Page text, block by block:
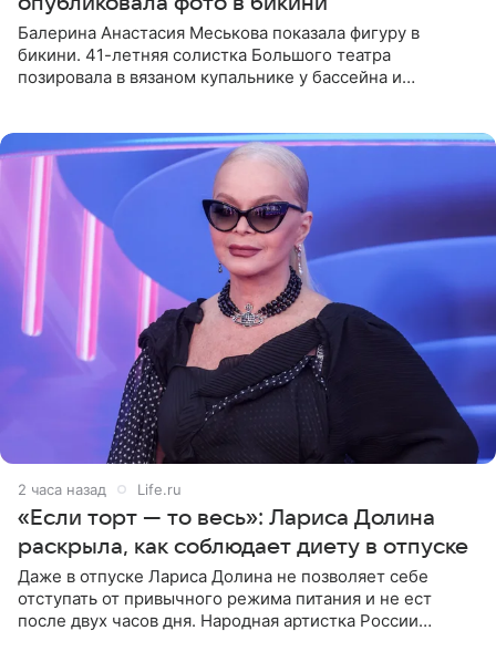
Балерина Анастасия Меськова показала фигуру в
бикини. 41-летняя солистка Большого театра
позировала в вязаном купальнике у бассейна и
2 часа назад Life.ru
«Если торт — то весь»: Лариса Долина
раскрыла, как соблюдает диету в отпуске
Даже в отпуске Лариса Долина не позволяет себе
отступать от привычного режима питания и не ест
после двух часов дня. Народная артистка России